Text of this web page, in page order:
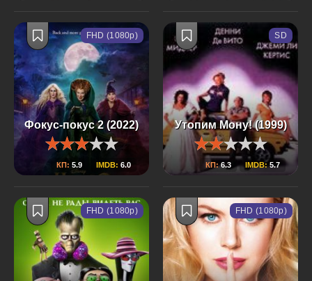
Фокус-покус 2 (2022)
КП: 5.9 IMDB: 6.0
FHD (1080p)
Утопим Мону! (1999)
КП:6.3 IMDB:5.7
SD
FHD (1080p) FHD (1080p)